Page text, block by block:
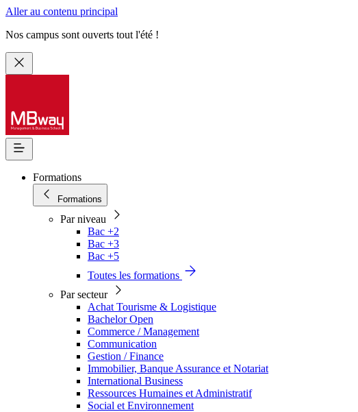
Aller au contenu principal
Nos campus sont ouverts tout l'été !
Formations
Formations
Par niveau
Bac +2
Bac +3
Bac +5
Toutes les formations
Par secteur
Achat Tourisme & Logistique
Bachelor Open
Commerce / Management
Communication
Gestion / Finance
Immobilier, Banque Assurance et Notariat
International Business
Ressources Humaines et Administratif
Social et Environnement